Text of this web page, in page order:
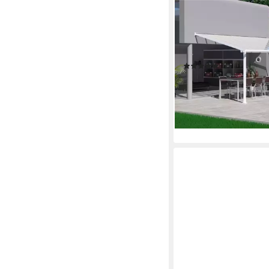
Terrassendach
546x295 cm,
Doppelstegplatten,
(4)
ab 1.759,48 € UVP
51,08 €mtl. in 48 Raten
-23%
lieferbar in 2 Wochen